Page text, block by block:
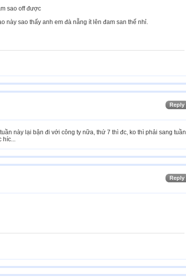
sao off được
này sao thấy anh em đà nẵng ít lên đam san thế nhỉ.
Reply
này lại bận đi với công ty nữa, thứ 7 thì đc, ko thì phải sang tuần
Reply